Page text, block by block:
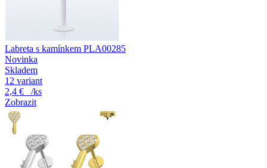
Labreta s kamínkem PLA00285
Novinka
Skladem
12 variant
2,4 €
/ks
Zobrazit